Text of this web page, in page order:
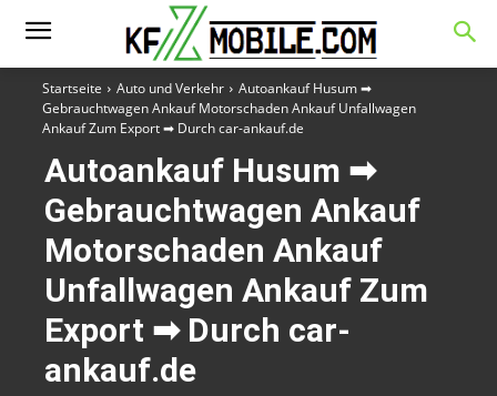
Startseite Auto und Verkehr
Autoankauf Husum ➡
Gebrauchtwagen Ankauf Motorschaden Ankauf Unfallwagen
Ankauf Zum Export ➡ Durch car-ankauf.de
Autoankauf Husum ➡
Gebrauchtwagen Ankauf
Motorschaden Ankauf
Unfallwagen Ankauf Zum
Export ➡ Durch car-
ankauf.de